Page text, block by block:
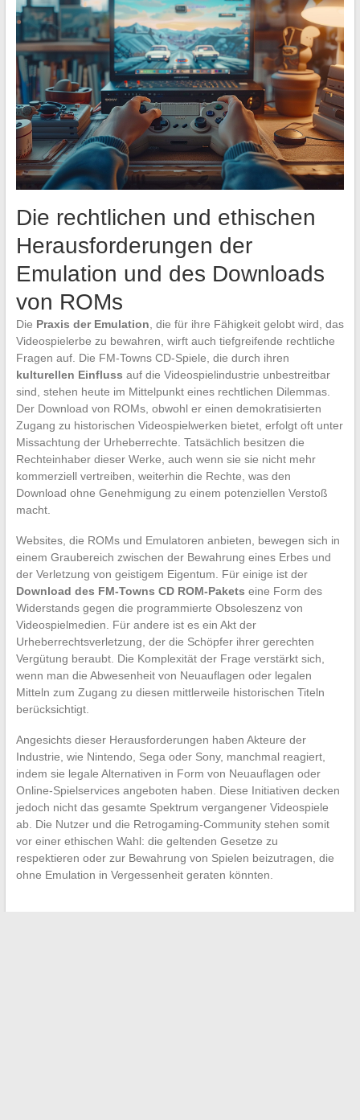
Die rechtlichen und ethischen
Herausforderungen der
Emulation und des Downloads
von ROMs
Die Praxis der Emulation , die für ihre Fähigkeit gelobt wird, das
Videospielerbe zu bewahren, wirft auch tiefgreifende rechtliche
Fragen auf. Die FM-Towns CD-Spiele, die durch ihren
kulturellen Einfluss auf die Videospielindustrie unbestreitbar
sind, stehen heute im Mittelpunkt eines rechtlichen Dilemmas.
Der Download von ROMs, obwohl er einen demokratisierten
Zugang zu historischen Videospielwerken bietet, erfolgt oft unter
Missachtung der Urheberrechte. Tatsächlich besitzen die
Rechteinhaber dieser Werke, auch wenn sie sie nicht mehr
kommerziell vertreiben, weiterhin die Rechte, was den
Download ohne Genehmigung zu einem potenziellen Verstoß
macht.
Websites, die ROMs und Emulatoren anbieten, bewegen sich in
einem Graubereich zwischen der Bewahrung eines Erbes und
der Verletzung von geistigem Eigentum. Für einige ist der
Download des FM-Towns CD ROM-Pakets eine Form des
Widerstands gegen die programmierte Obsoleszenz von
Videospielmedien. Für andere ist es ein Akt der
Urheberrechtsverletzung, der die Schöpfer ihrer gerechten
Vergütung beraubt. Die Komplexität der Frage verstärkt sich,
wenn man die Abwesenheit von Neuauflagen oder legalen
Mitteln zum Zugang zu diesen mittlerweile historischen Titeln
berücksichtigt.
Angesichts dieser Herausforderungen haben Akteure der
Industrie, wie Nintendo, Sega oder Sony, manchmal reagiert,
indem sie legale Alternativen in Form von Neuauflagen oder
Online-Spielservices angeboten haben. Diese Initiativen decken
jedoch nicht das gesamte Spektrum vergangener Videospiele
ab. Die Nutzer und die Retrogaming-Community stehen somit
vor einer ethischen Wahl: die geltenden Gesetze zu
respektieren oder zur Bewahrung von Spielen beizutragen, die
ohne Emulation in Vergessenheit geraten könnten.